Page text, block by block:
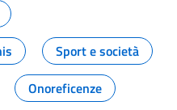
Sport e società
Onoreficenze